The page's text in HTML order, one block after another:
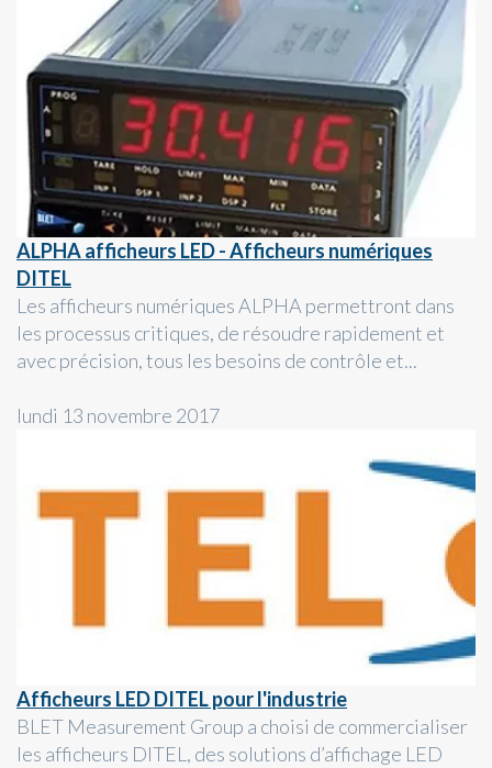
ALPHA afficheurs LED - Afficheurs numériques
DITEL
Les afficheurs numériques ALPHA permettront dans
les processus critiques, de résoudre rapidement et
avec précision, tous les besoins de contrôle et...
lundi 13 novembre 2017
Afficheurs LED DITEL pour l'industrie
BLET Measurement Group a choisi de commercialiser
les afficheurs DITEL, des solutions d’affichage LED